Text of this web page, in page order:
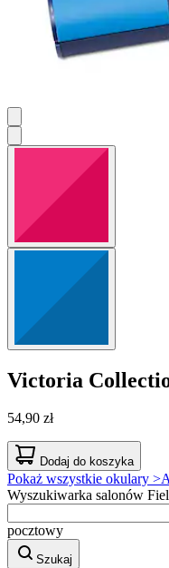
Victoria
54,90 zł
Dodaj do koszyka
Pokaż wszystkie okulary >
Wyszukiwarka salonów
pocztowy
Szukaj